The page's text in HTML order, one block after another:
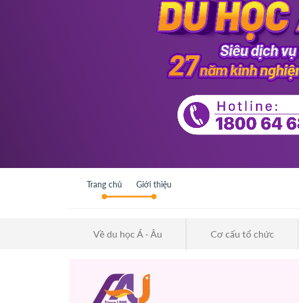
Trang chủ Giới thiệu
Về du học Á - Âu Cơ cấu tổ chức